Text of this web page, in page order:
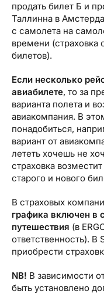
продать билет Б и
Таллинна в
с самолета на
времени (страховка
билетов).
Если несколько
авиабилете, то за
варианта полета и
авиакомпания. В
понадобиться,
вариант от
лететь хочешь не
страховка
старого и нового
В страховых
графика включен в
путешествия (в
ответственность).
приобрести
NB! В зависимости
быть установлено